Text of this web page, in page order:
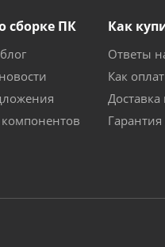
сборке ПК Как
Ответы
Как